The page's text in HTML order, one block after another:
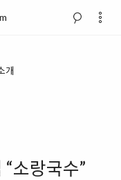
개
소랑국수”